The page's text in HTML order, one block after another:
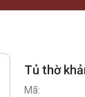
Tủ thờ
Mã: